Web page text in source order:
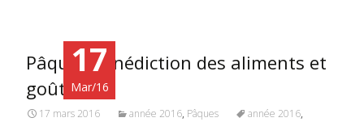
17
Mar/16
Pâques bénédiction des aliments et
goûter
17 mars 2016 année 2016, Pâques année 2016,